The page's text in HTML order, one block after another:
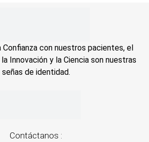
Confianza con nuestros pacientes, el
Innovación y la Ciencia son nuestras
señas de identidad.
Contáctanos :